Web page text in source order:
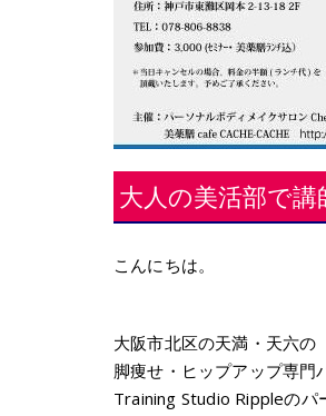
大人の美活部で
こんにちは。
大阪市北区の天満・天六の
脚痩せ・ヒップアップ専門
Training Studio Rippleのパ